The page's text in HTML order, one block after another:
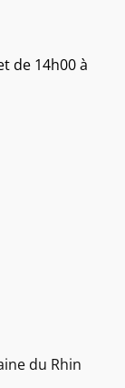
de 14h00 à
du Rhin